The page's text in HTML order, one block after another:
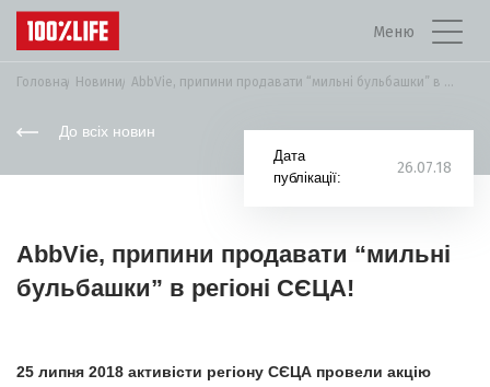
Меню
Головна Новини AbbVie, припини продавати “мильні бульбашки” в регіоні...
До всіх новин
Дата
публікації:
26.07.18
AbbVie, припини продавати “мильні
бульбашки” в регіоні СЄЦА!
25 липня 2018 активісти регіону СЄЦА провели акцію